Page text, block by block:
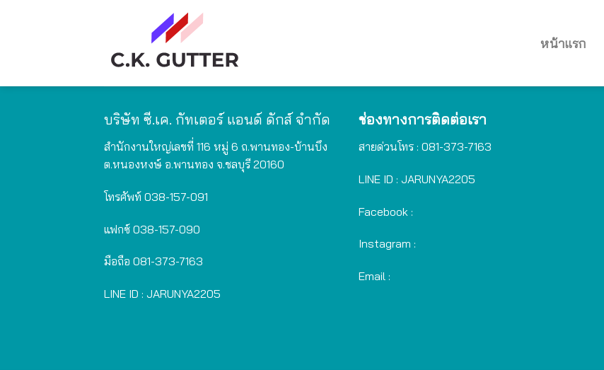
หน้าแรก
บริษัท ซี.เค. กัทเตอร์ แอนด์ ดักส์ จำกัด
สำนักงานใหญ่เลขที่ 116 หมู่ 6 ถ.พานทอง-บ้านบึง
ต.หนองหงษ์ อ.พานทอง จ.ชลบุรี 20160
โทรศัพท์ 038-157-091
แฟกซ์ 038-157-090
มือถือ 081-373-7163
LINE ID : JARUNYA2205
ช่องทางการติดต่อเรา
สายด่วนโทร : 081-373-7163
LINE ID : JARUNYA2205
Facebook :
Instagram :
Email :